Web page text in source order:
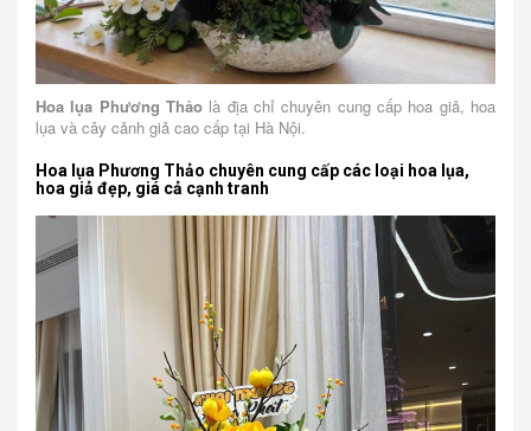
Hoa lụa Phương Thảo là địa chỉ chuyên cung cấp hoa giả, hoa
lụa và cây cảnh giả cao cấp tại Hà Nội.
Hoa lụa Phương Thảo chuyên cung cấp các loại hoa lụa,
hoa giả đẹp, giá cả cạnh tranh